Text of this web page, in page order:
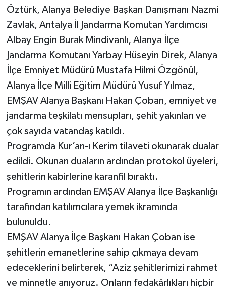
Öztürk, Alanya Belediye Başkan Danışmanı Nazmi
Zavlak, Antalya İl Jandarma Komutan Yardımcısı
Albay Engin Burak Mindivanlı, Alanya İlçe
Jandarma Komutanı Yarbay Hüseyin Direk, Alanya
İlçe Emniyet Müdürü Mustafa Hilmi Özgönül,
Alanya İlçe Milli Eğitim Müdürü Yusuf Yılmaz,
EMŞAV Alanya Başkanı Hakan Çoban, emniyet ve
jandarma teşkilatı mensupları, şehit yakınları ve
çok sayıda vatandaş katıldı.
Programda Kur’an-ı Kerim tilaveti okunarak dualar
edildi. Okunan duaların ardından protokol üyeleri,
şehitlerin kabirlerine karanfil bıraktı.
Programın ardından EMŞAV Alanya İlçe Başkanlığı
tarafından katılımcılara yemek ikramında
bulunuldu.
EMŞAV Alanya İlçe Başkanı Hakan Çoban ise
şehitlerin emanetlerine sahip çıkmaya devam
edeceklerini belirterek, “Aziz şehitlerimizi rahmet
ve minnetle anıyoruz. Onların fedakârlıkları hiçbir